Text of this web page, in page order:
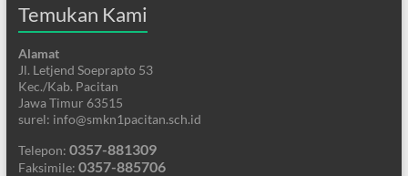
Temukan Kami
Alamat
Jl. Letjend Soeprapto 53
Kec./Kab. Pacitan
Jawa Timur 63515
surel: info@smkn1pacitan.sch.id
Telepon: 0357-881309
Faksimile: 0357-885706